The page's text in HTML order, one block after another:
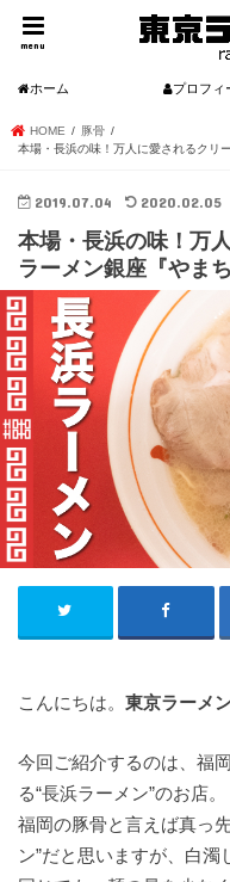
menu
ホーム プロフ
HOME
豚骨
本場・長浜の味！万人に愛されるクリ
2019.07.04 2020.02.05
本場・長浜の味！万
ラーメン銀座『やまち
こんにちは。 東京ラーメ
今回ご紹介するのは、福
る“長浜ラーメン”のお店。
福岡の豚骨と言えば真っ
ン”だと思いますが、白